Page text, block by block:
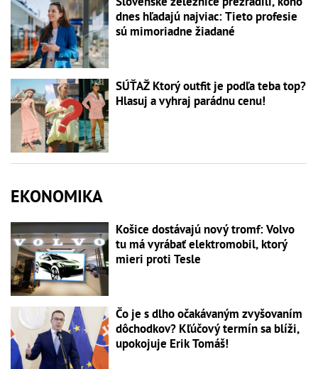
dnes hľadajú najviac: Tieto profesie
sú mimoriadne žiadané
SÚŤAŽ Ktorý outfit je podľa teba top?
Hlasuj a vyhraj parádnu cenu!
EKONOMIKA
Košice dostávajú nový tromf: Volvo
tu má vyrábať elektromobil, ktorý
mieri proti Tesle
Čo je s dlho očakávaným zvyšovaním
dôchodkov? Kľúčový termín sa blíži,
upokojuje Erik Tomáš!